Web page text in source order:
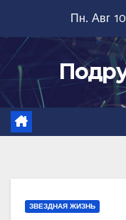
содержимому
Пн. Авг
ЗВЕЗДНАЯ ЖИЗНЬ